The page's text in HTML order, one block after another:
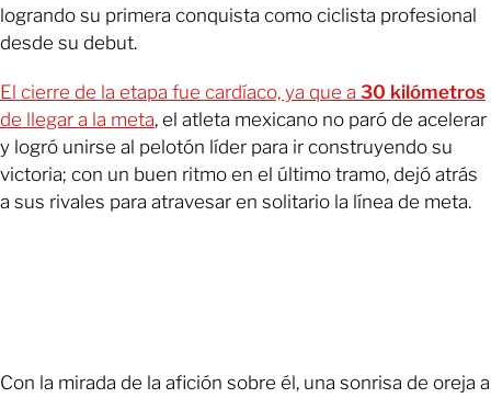
logrando su primera conquista como ciclista profesional
desde su debut.
El cierre de la etapa fue cardíaco, ya que a 30 kilómetros
de llegar a la meta, el atleta mexicano no paró de acelerar
y logró unirse al pelotón líder para ir construyendo su
victoria; con un buen ritmo en el último tramo, dejó atrás
a sus rivales para atravesar en solitario la línea de meta.
Con la mirada de la afición sobre él, una sonrisa de oreja a